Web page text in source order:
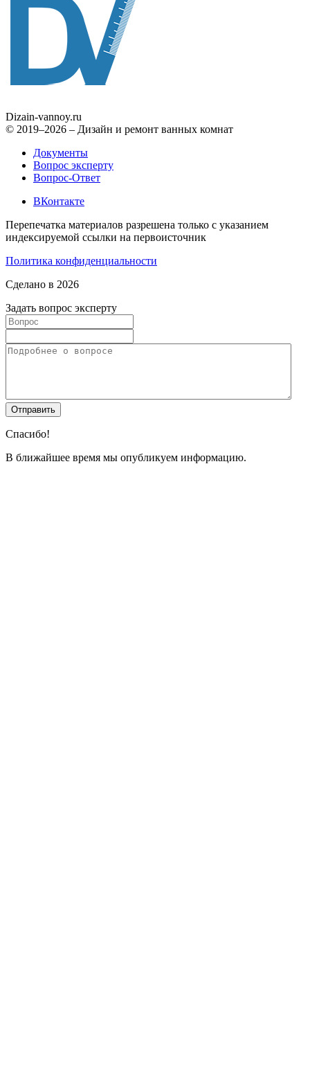
Dizain-vannoy.ru
© 2019–2026 – Дизайн и ремонт ванных комнат
Документы
Вопрос эксперту
Вопрос-Ответ
ВКонтакте
Перепечатка материалов разрешена только с указанием
индексируемой ссылки на первоисточник
Политика конфиденциальности
Сделано в 2026
Задать вопрос эксперту
Спасибо!
В ближайшее время мы опубликуем информацию.